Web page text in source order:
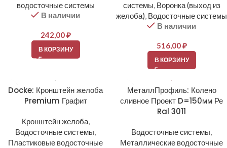
водосточные системы
В наличии
242,00₽
В КОРЗИНУ
системы, Воронка (выход из
желоба), Водосточные системы
В наличии
516,00₽
В КОРЗИНУ
Docke: Кронштейн желоба
Premium Графит
Кронштейн желоба,
Водосточные системы,
Пластиковые водосточные
МеталлПрофиль: Колено
сливное Проект D=150мм Ре
Ral 3011
Водосточные системы,
Металлические водосточные